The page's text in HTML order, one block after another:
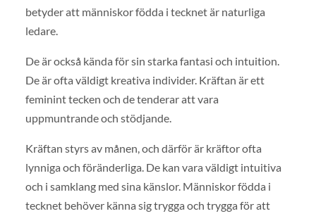
betyder att människor födda i tecknet är naturliga
ledare.
De är också kända för sin starka fantasi och intuition.
De är ofta väldigt kreativa individer. Kräftan är ett
feminint tecken och de tenderar att vara
uppmuntrande och stödjande.
Kräftan styrs av månen, och därför är kräftor ofta
lynniga och föränderliga. De kan vara väldigt intuitiva
och i samklang med sina känslor. Människor födda i
tecknet behöver känna sig trygga och trygga för att